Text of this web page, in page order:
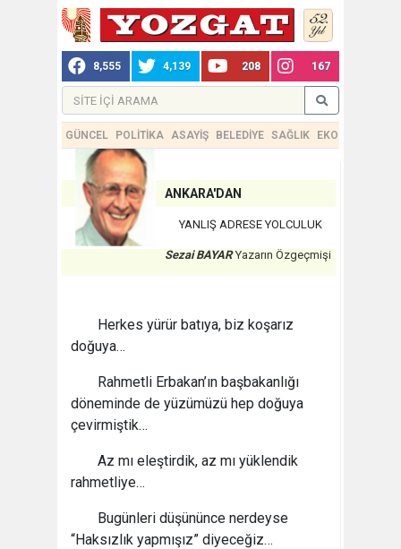
8,555 4,139 208 167
GÜNCEL POLİTİKA ASAYİŞ BELEDİYE SAĞLIK EKONOMİ
ANKARA'DAN
YANLIŞ ADRESE YOLCULUK
Sezai BAYAR Yazarın Özgeçmişi
Herkes yürür batıya, biz koşarız
doğuya…
Rahmetli Erbakan’ın başbakanlığı
döneminde de yüzümüzü hep doğuya
çevirmiştik…
Az mı eleştirdik, az mı yüklendik
rahmetliye…
Bugünleri düşününce nerdeyse
“Haksızlık yapmışız” diyeceğiz…